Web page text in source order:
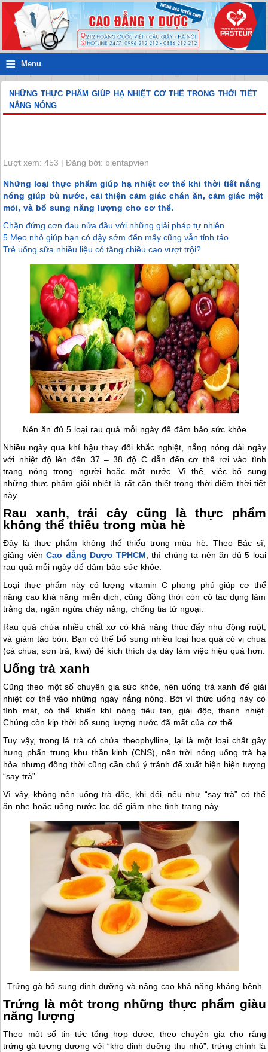
≡ Menu
NHỮNG THỰC PHẨM GIÚP HẠ NHIỆT CƠ THỂ TRONG THỜI TIẾT
NẮNG NÓNG
Lượt xem: 453 | Đăng bởi: bientapvien
Những loại thực phẩm giúp hạ nhiệt cơ thể khi thời tiết nắng
nóng giúp bù nước, cải thiện cảm giác chán ăn, cảm giác mệt
mỏi, và bổ sung năng lượng cho cơ thể.
Chặn đứng cơn đau nửa đầu với những giải pháp tự nhiên
5 Mẹo nhỏ giúp bạn có dậy sớm đến mấy cũng vẫn tỉnh táo
Trẻ uống sữa nhiều liệu có tăng chiều cao vượt trội?
Nên ăn đủ 5 loại rau quả mỗi ngày để đảm bảo sức khỏe
Nhiều ngày qua khí hậu thay đổi khắc nghiệt, nắng nóng dài ngày
với nhiệt độ lên đến 37 – 38 độ C dẫn đến cơ thể rơi vào tình
trạng nóng trong người hoặc mất nước. Vì thế, việc bổ sung
những thực phẩm giải nhiệt là rất cần thiết trong thời điểm thời tiết
này.
Rau xanh, trái cây cũng là thực phẩm
không thể thiếu trong mùa hè
Đây là thực phẩm không thể thiếu trong mùa hè. Theo Bác sĩ,
giảng viênCao đẳng Dược TPHCM , thì chúng ta nên ăn đủ 5 loại
rau quả mỗi ngày để đảm bảo sức khỏe.
Loại thực phẩm này có lượng vitamin C phong phú giúp cơ thể
nâng cao khả năng miễn dịch, cũng đồng thời còn có tác dụng làm
trắng da, ngăn ngừa cháy nắng, chống tia tử ngoại.
Rau quả chứa nhiều chất xơ có khả năng thúc đẩy nhu động ruột,
và giảm táo bón. Bạn có thể bổ sung nhiều loại hoa quả có vị chua
(cà chua, sơn trà, kiwi) để kích thích dạ dày làm việc hiệu quả hơn.
Uống trà xanh
Cũng theo một số chuyên gia sức khỏe, nên uống trà xanh để giải
nhiệt cơ thể vào những ngày nắng nóng. Bởi vì thức uống này có
tính mát, có thể khiến khí nóng tiêu tan, giải độc, thanh nhiệt.
Chúng còn kịp thời bổ sung lượng nước đã mất của cơ thể.
Tuy vậy, trong lá trà có chứa theophylline, lại là một loại chất gây
hưng phấn trung khu thần kinh (CNS), nên trời nóng uống trà hạ
hỏa nhưng đồng thời cũng cần chú ý tránh để xuất hiện hiện tượng
“say trà”.
Vì vậy, không nên uống trà đặc, khi đói, nếu như “say trà” có thể
ăn nhẹ hoặc uống nước lọc để giảm nhẹ tình trạng này.
Trứng gà bổ sung dinh dưỡng và nâng cao khả năng kháng bệnh
Trứng là một trong những thực phẩm giàu
năng lượng
Theo một số tin tức tổng hợp được, theo chuyên gia cho rằng
trứng gà tương đương với “kho dinh dưỡng thu nhỏ”, trứng chính là